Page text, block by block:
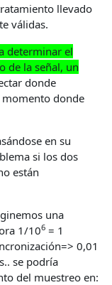
llevado
válidas.
determinar el
de la señal, un
donde
donde
en su
si los dos
están
una
1/106 = 1
0,01
se podría
del muestreo en: